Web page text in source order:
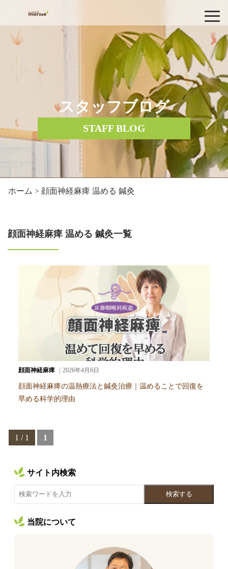
スタッフブログ
STAFF BLOG
ホーム > 顔面神経麻痺 温める 鍼灸
顔面神経麻痺 温める 鍼灸一覧
顔面神経麻痺 2026年4月6日
顔面神経麻痺の温熱療法と鍼灸治療｜温めることで回復を
早める科学的理由
1 / 1 1
サイト内検索
検索する
当院について